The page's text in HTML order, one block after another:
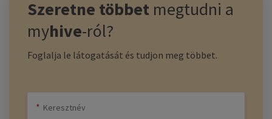
Szeretne többet megtudni a
myhive-ról?
Foglalja le látogatását és tudjon meg többet.